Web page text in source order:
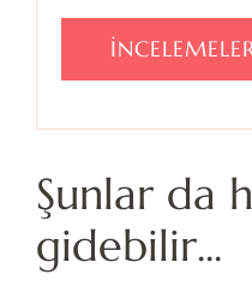
Şunlar da
gidebilir...